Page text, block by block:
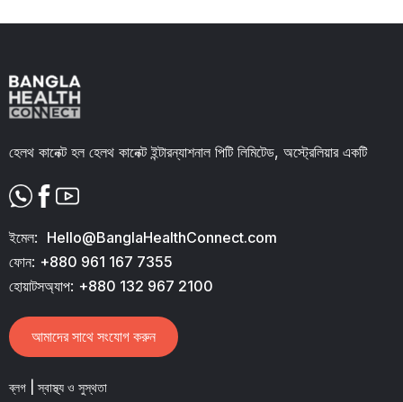
হেলথ কানেক্ট হল হেলথ কানেক্ট ইন্টারন্যাশনাল পিটি লিমিটেড, অস্ট্রেলিয়ার একটি
ইমেল: Hello@BanglaHealthConnect.com
ফোন: +880 961 167 7355
হোয়াটসঅ্যাপ: +880 132 967 2100
আমাদের সাথে সংযোগ করুন
ব্লগ | স্বাস্থ্য ও সুস্থতা